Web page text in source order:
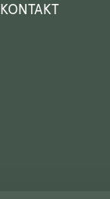
KONTAKT